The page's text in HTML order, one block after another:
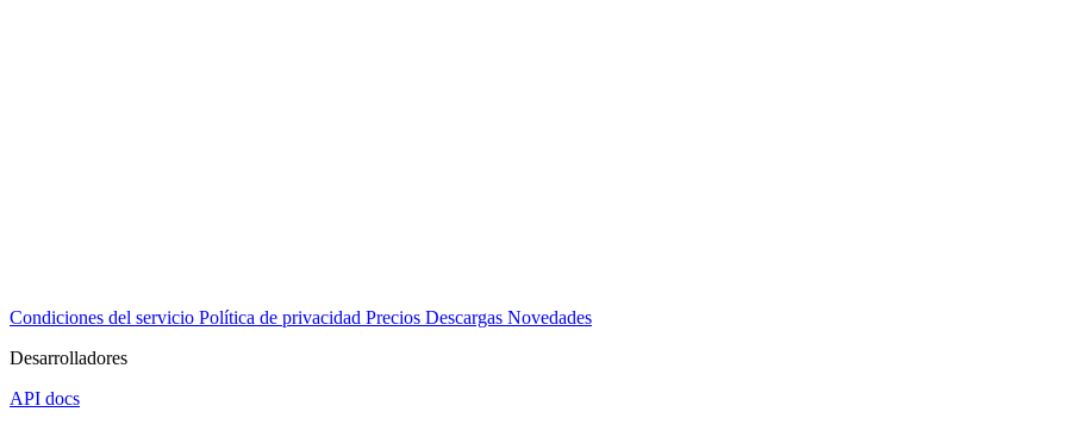
Condiciones del servicio Política de privacidad Precios Descargas Novedades
Desarrolladores
API docs